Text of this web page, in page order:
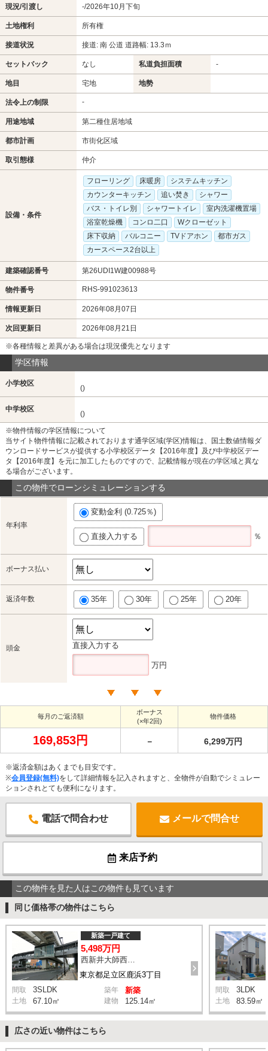
現況/引渡し -/2026年10月下旬
土地権利 所有権
接道状況 接道: 南 公道 道路幅: 13.3ｍ
セットバック なし 私道負担面積 -
地目 宅地 地勢
法令上の制限 -
用途地域 第二種住居地域
都市計画 市街化区域
取引態様 仲介
設備・条件
フローリング 床暖房
システムキッチン
カウンターキッチン
追い焚き
シャワー
バス・トイレ別
シャワートイレ
室内洗濯機置場
浴室乾燥機
コンロ二口
Wクローゼット
床下収納
バルコニー TVドアホン
都市ガス
カースペース2台以上
建築確認番号 第26UDI1W建00988号
物件番号 RHS-991023613
情報更新日 2026年08月07日
次回更新日 2026年08月21日
※各種情報と差異がある場合は現況優先となります
学区情報
小学校区
()
中学校区
()
※物件情報の学区情報について
当サイト物件情報に記載されております通学区域(学区)情報は、国土数値情報ダ
ウンロードサービスが提供する小学校区データ【2016年度】及び中学校区デー
タ【2016年度】を元に加工したものですので、記載情報が現在の学区域と異な
る場合がございます。
この物件でローンシミュレーションする
年利率
変動金利 (0.725％)
直接入力する ％
ボーナス払い
返済年数 35年 30年 25年 20年
頭金 直接入力する
万円
毎月のご返済額
ボーナス
(×年2回)
物件価格
169,853円 － 6,299万円
※返済金額はあくまでも目安です。
※会員登録(無料)をして詳細情報を記入されますと、全物件が自動でシミュレー
ションされとても便利になります。
電話で問合わせ メールで問合せ
来店予約
この物件を見た人はこの物件も見ています
同じ価格帯の物件はこちら
東京都足立区鹿浜3丁目
新築一戸建て
5,498万円
間取 3SLDK 築年 新築
土地 67.10㎡ 建物 125.14㎡
間取 3LDK
土地 83.59㎡
広さの近い物件はこちら